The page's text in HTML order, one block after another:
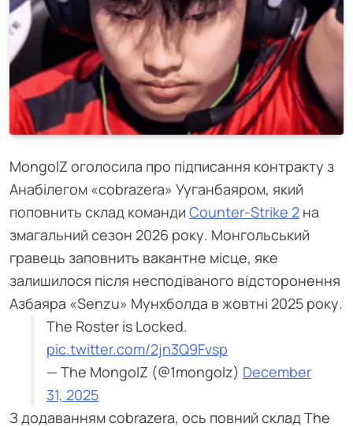
MongolZ оголосила про підписання контракту з
Анабілегом «cobrazera» Ууганбаяром, який
поповнить склад команди Counter-Strike 2 на
змагальний сезон 2026 року. Монгольський
гравець заповнить вакантне місце, яке
залишилося після несподіваного відсторонення
Азбаяра «Senzu» Мунхболда в жовтні 2025 року.
The Roster is Locked.
pic.twitter.com/2jn3Q9Fvsp
— The MongolZ (@1mongolz) December
31, 2025
З додаванням cobrazera, ось повний склад The